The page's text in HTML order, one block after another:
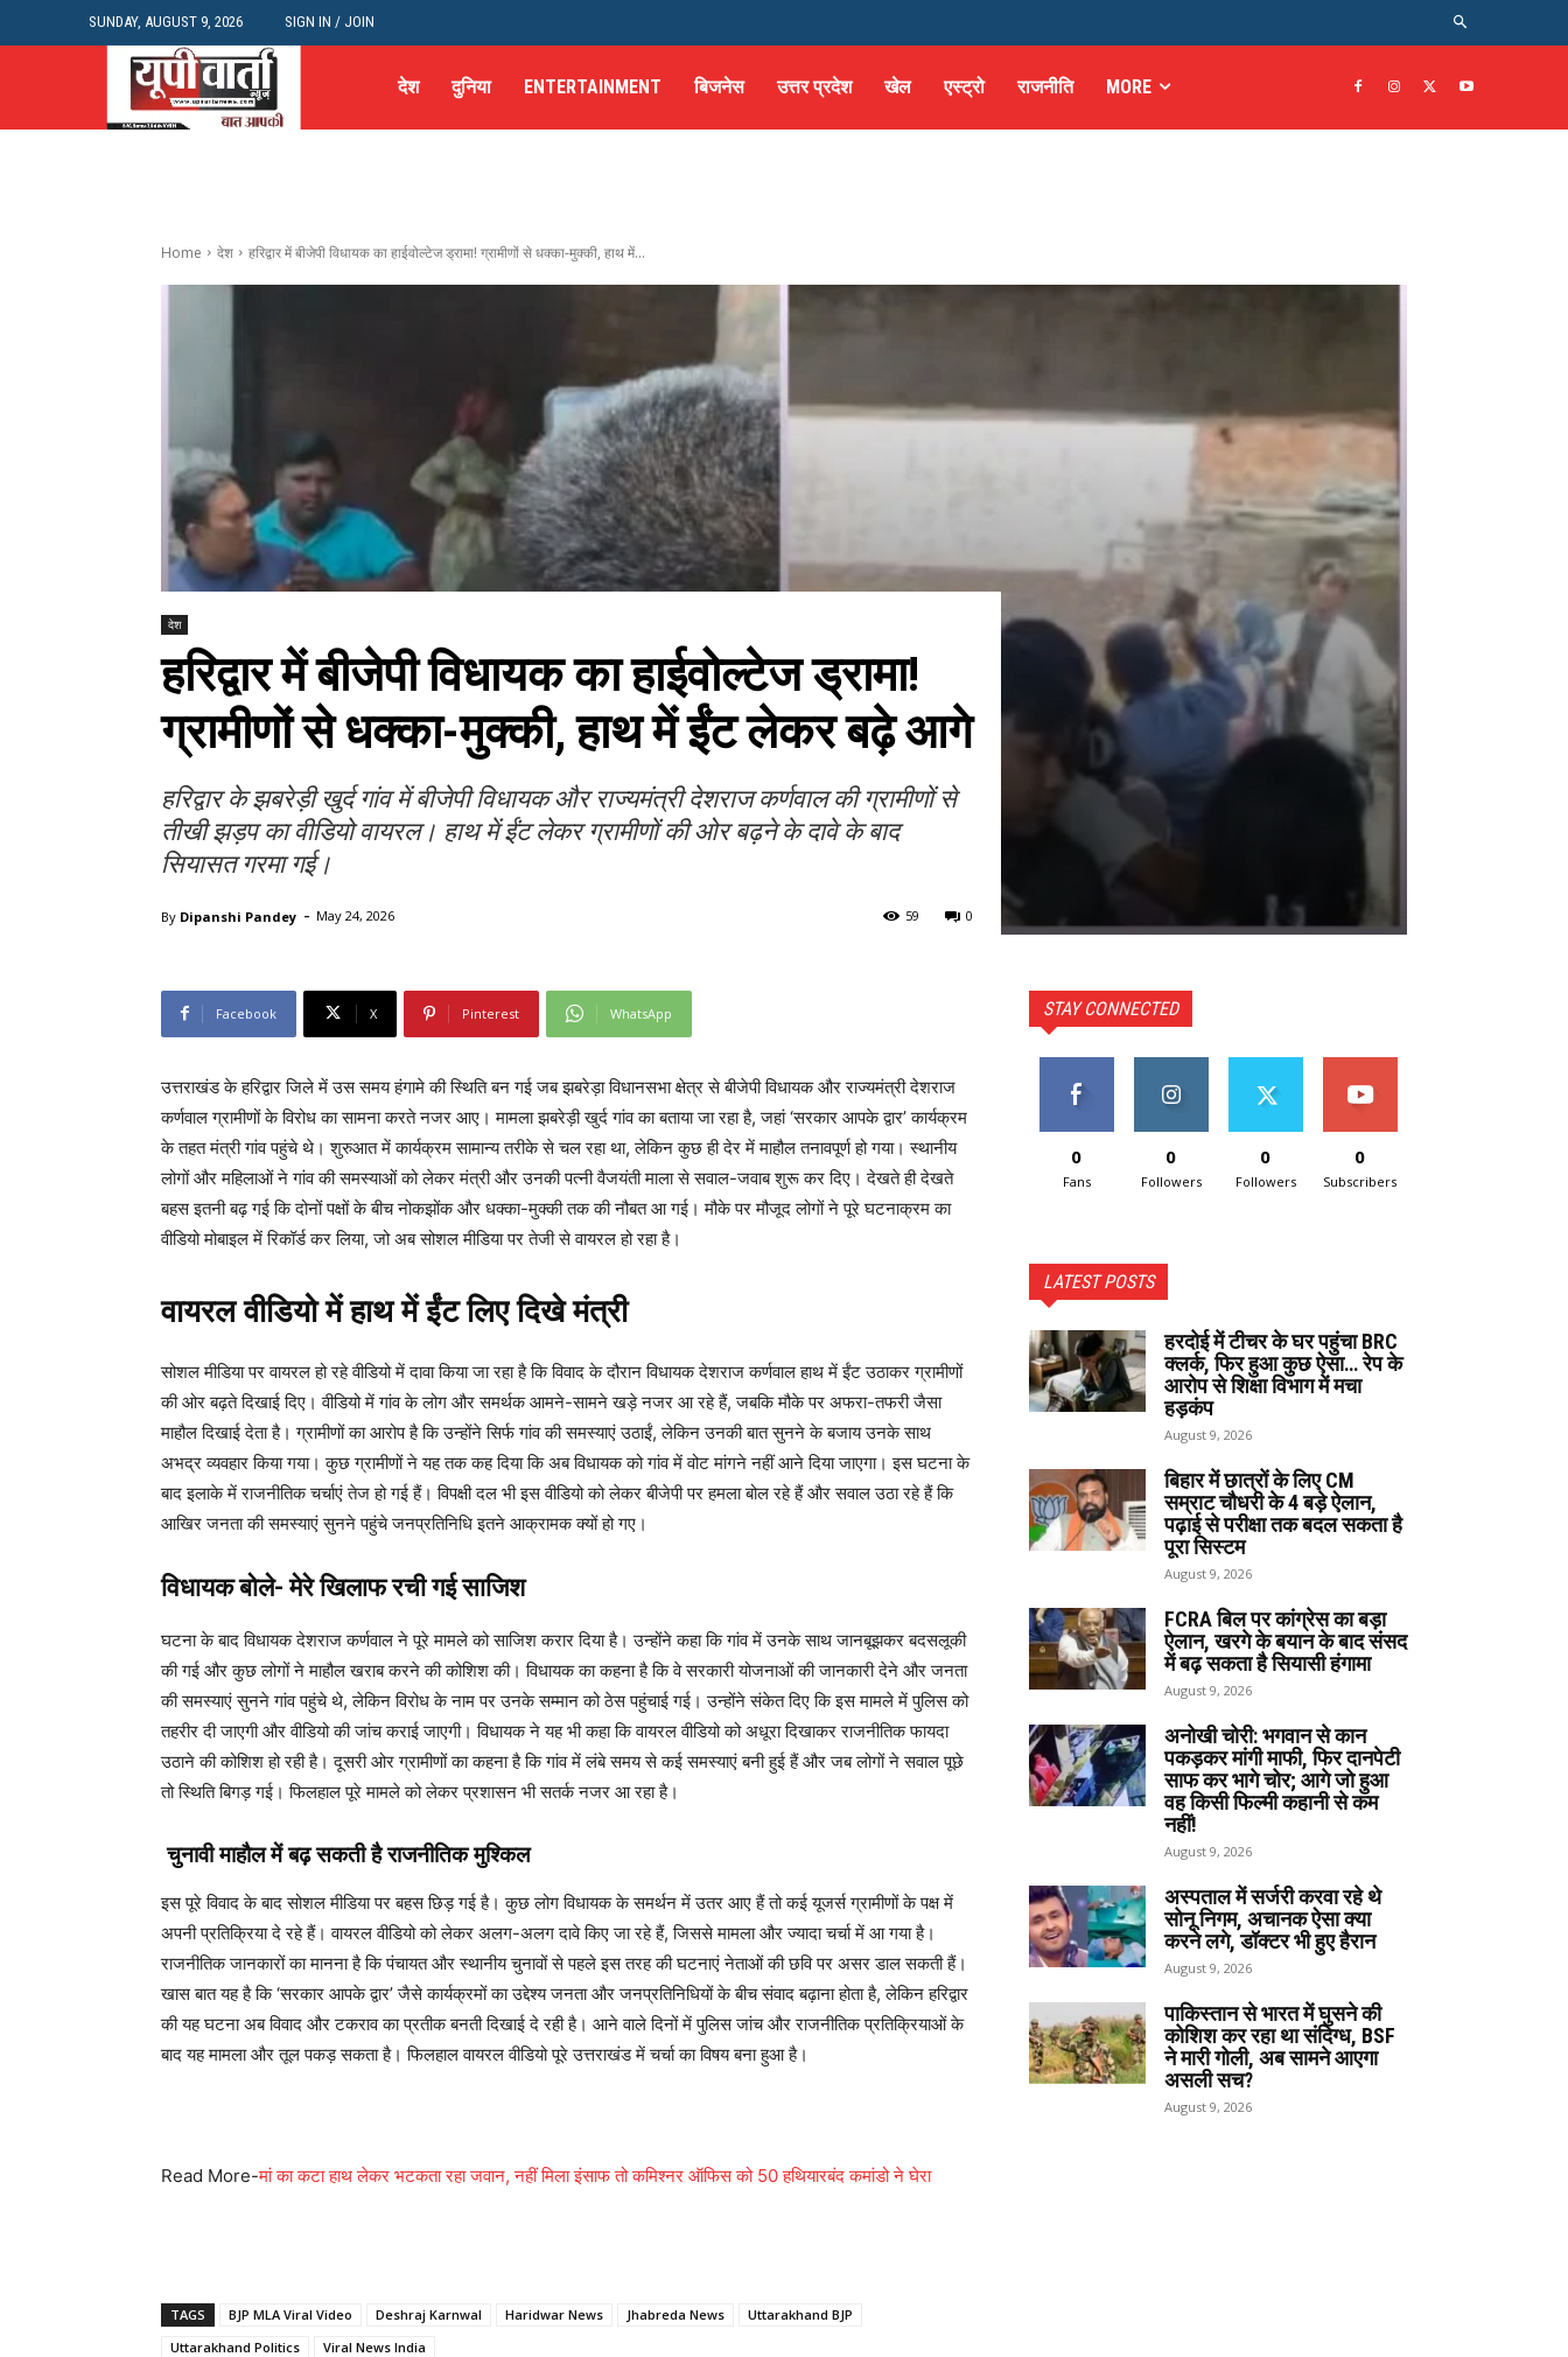
SUNDAY, AUGUST 9, 2026 SIGN IN / JOIN
देश दुनिया ENTERTAINMENT बिजनेस उत्तर प्रदेश खेल एस्ट्रो राजनीति MORE
Home देश हरिद्वार में बीजेपी विधायक का हाईवोल्टेज ड्रामा! ग्रामीणों से धक्का-मुक्की, हाथ में...
देश
हरिद्वार में बीजेपी विधायक का हाईवोल्टेज ड्रामा!
ग्रामीणों से धक्का-मुक्की, हाथ में ईंट लेकर बढ़े आगे
हरिद्वार के झबरेड़ी खुर्द गांव में बीजेपी विधायक और राज्यमंत्री देशराज कर्णवाल की ग्रामीणों से
तीखी झड़प का वीडियो वायरल। हाथ में ईंट लेकर ग्रामीणों की ओर बढ़ने के दावे के बाद
सियासत गरमा गई।
By Dipanshi Pandey - May 24, 2026 0
59
Facebook X Pinterest WhatsApp
उत्तराखंड के हरिद्वार जिले में उस समय हंगामे की स्थिति बन गई जब झबरेड़ा विधानसभा क्षेत्र से बीजेपी विधायक और राज्यमंत्री देशराज
कर्णवाल ग्रामीणों के विरोध का सामना करते नजर आए। मामला झबरेड़ी खुर्द गांव का बताया जा रहा है, जहां ‘सरकार आपके द्वार’ कार्यक्रम
के तहत मंत्री गांव पहुंचे थे। शुरुआत में कार्यक्रम सामान्य तरीके से चल रहा था, लेकिन कुछ ही देर में माहौल तनावपूर्ण हो गया। स्थानीय
लोगों और महिलाओं ने गांव की समस्याओं को लेकर मंत्री और उनकी पत्नी वैजयंती माला से सवाल-जवाब शुरू कर दिए। देखते ही देखते
बहस इतनी बढ़ गई कि दोनों पक्षों के बीच नोकझोंक और धक्का-मुक्की तक की नौबत आ गई। मौके पर मौजूद लोगों ने पूरे घटनाक्रम का
वीडियो मोबाइल में रिकॉर्ड कर लिया, जो अब सोशल मीडिया पर तेजी से वायरल हो रहा है।
वायरल वीडियो में हाथ में ईंट लिए दिखे मंत्री
सोशल मीडिया पर वायरल हो रहे वीडियो में दावा किया जा रहा है कि विवाद के दौरान विधायक देशराज कर्णवाल हाथ में ईंट उठाकर ग्रामीणों
की ओर बढ़ते दिखाई दिए। वीडियो में गांव के लोग और समर्थक आमने-सामने खड़े नजर आ रहे हैं, जबकि मौके पर अफरा-तफरी जैसा
माहौल दिखाई देता है। ग्रामीणों का आरोप है कि उन्होंने सिर्फ गांव की समस्याएं उठाईं, लेकिन उनकी बात सुनने के बजाय उनके साथ
अभद्र व्यवहार किया गया। कुछ ग्रामीणों ने यह तक कह दिया कि अब विधायक को गांव में वोट मांगने नहीं आने दिया जाएगा। इस घटना के
बाद इलाके में राजनीतिक चर्चाएं तेज हो गई हैं। विपक्षी दल भी इस वीडियो को लेकर बीजेपी पर हमला बोल रहे हैं और सवाल उठा रहे हैं कि
आखिर जनता की समस्याएं सुनने पहुंचे जनप्रतिनिधि इतने आक्रामक क्यों हो गए।
विधायक बोले- मेरे खिलाफ रची गई साजिश
घटना के बाद विधायक देशराज कर्णवाल ने पूरे मामले को साजिश करार दिया है। उन्होंने कहा कि गांव में उनके साथ जानबूझकर बदसलूकी
की गई और कुछ लोगों ने माहौल खराब करने की कोशिश की। विधायक का कहना है कि वे सरकारी योजनाओं की जानकारी देने और जनता
की समस्याएं सुनने गांव पहुंचे थे, लेकिन विरोध के नाम पर उनके सम्मान को ठेस पहुंचाई गई। उन्होंने संकेत दिए कि इस मामले में पुलिस को
तहरीर दी जाएगी और वीडियो की जांच कराई जाएगी। विधायक ने यह भी कहा कि वायरल वीडियो को अधूरा दिखाकर राजनीतिक फायदा
उठाने की कोशिश हो रही है। दूसरी ओर ग्रामीणों का कहना है कि गांव में लंबे समय से कई समस्याएं बनी हुई हैं और जब लोगों ने सवाल पूछे
तो स्थिति बिगड़ गई। फिलहाल पूरे मामले को लेकर प्रशासन भी सतर्क नजर आ रहा है।
चुनावी माहौल में बढ़ सकती है राजनीतिक मुश्किल
इस पूरे विवाद के बाद सोशल मीडिया पर बहस छिड़ गई है। कुछ लोग विधायक के समर्थन में उतर आए हैं तो कई यूजर्स ग्रामीणों के पक्ष में
अपनी प्रतिक्रिया दे रहे हैं। वायरल वीडियो को लेकर अलग-अलग दावे किए जा रहे हैं, जिससे मामला और ज्यादा चर्चा में आ गया है।
राजनीतिक जानकारों का मानना है कि पंचायत और स्थानीय चुनावों से पहले इस तरह की घटनाएं नेताओं की छवि पर असर डाल सकती हैं।
खास बात यह है कि ‘सरकार आपके द्वार’ जैसे कार्यक्रमों का उद्देश्य जनता और जनप्रतिनिधियों के बीच संवाद बढ़ाना होता है, लेकिन हरिद्वार
की यह घटना अब विवाद और टकराव का प्रतीक बनती दिखाई दे रही है। आने वाले दिनों में पुलिस जांच और राजनीतिक प्रतिक्रियाओं के
बाद यह मामला और तूल पकड़ सकता है। फिलहाल वायरल वीडियो पूरे उत्तराखंड में चर्चा का विषय बना हुआ है।
Read More-मां का कटा हाथ लेकर भटकता रहा जवान, नहीं मिला इंसाफ तो कमिश्नर ऑफिस को 50 हथियारबंद कमांडो ने घेरा
TAGS BJP MLA Viral Video Deshraj Karnwal Haridwar News Jhabreda News
Uttarakhand BJP
Uttarakhand Politics
Viral News India
STAY CONNECTED
0
Fans
0
Followers
0
Followers
0
Subscribers
LATEST POSTS
हरदोई में टीचर के घर पहुंचा BRC
क्लर्क, फिर हुआ कुछ ऐसा… रेप के
आरोप से शिक्षा विभाग में मचा
हड़कंप
August 9, 2026
बिहार में छात्रों के लिए CM
सम्राट चौधरी के 4 बड़े ऐलान,
पढ़ाई से परीक्षा तक बदल सकता है
पूरा सिस्टम
August 9, 2026
FCRA बिल पर कांग्रेस का बड़ा
ऐलान, खरगे के बयान के बाद संसद
में बढ़ सकता है सियासी हंगामा
August 9, 2026
अनोखी चोरी: भगवान से कान
पकड़कर मांगी माफी, फिर दानपेटी
साफ कर भागे चोर; आगे जो हुआ
वह किसी फिल्मी कहानी से कम
नहीं!
August 9, 2026
अस्पताल में सर्जरी करवा रहे थे
सोनू निगम, अचानक ऐसा क्या
करने लगे, डॉक्टर भी हुए हैरान
August 9, 2026
पाकिस्तान से भारत में घुसने की
कोशिश कर रहा था संदिग्ध, BSF
ने मारी गोली, अब सामने आएगा
असली सच?
August 9, 2026